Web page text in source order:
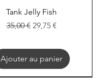
Aperçu rapide
Tank Jelly Fish
Prix original
35,00 € Prix promotionnel
29,75 €
Ajouter au panier